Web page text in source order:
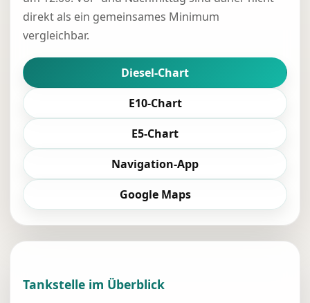
direkt als ein gemeinsames Minimum
vergleichbar.
Diesel-Chart
E10-Chart
E5-Chart
Navigation-App
Google Maps
Tankstelle im Überblick